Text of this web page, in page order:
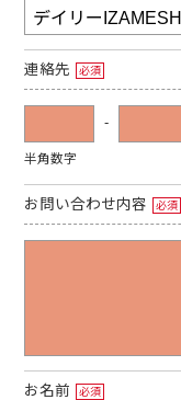
連絡先 必須
-
半角数字
お問い合わせ内容 必須
お名前 必須